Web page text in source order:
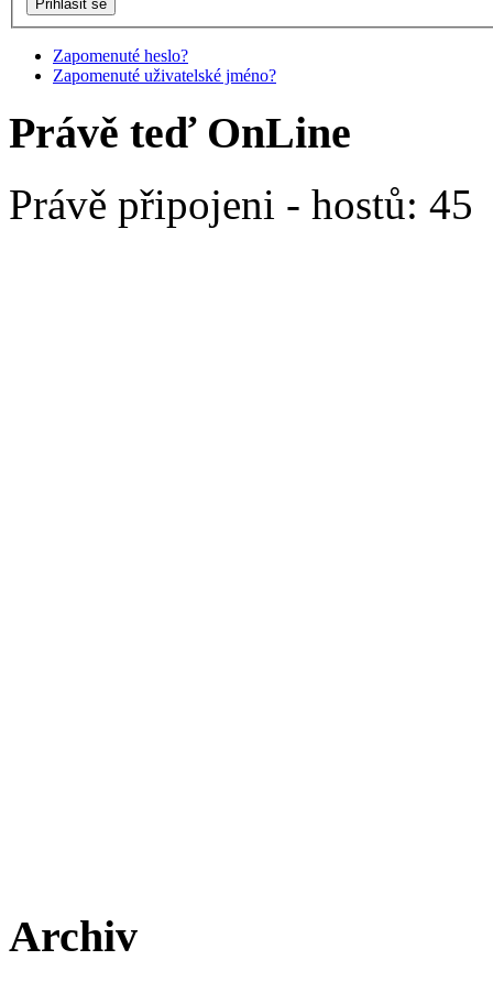
Zapomenuté heslo?
Zapomenuté uživatelské jméno?
Právě teď OnLine
Právě připojeni - hostů: 45
Archiv